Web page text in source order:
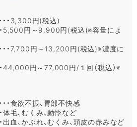
・3,300円(税込)
・5,500円～9,900円(税込)※容量によ
・・7,700円～13,200円(税込)※濃度に
・44,000円～77,000円/１回（税込）※
・食欲不振、胃部不快感
体毛、むくみ、動悸など
出血、かぶれ、むくみ、頭皮の赤みなど